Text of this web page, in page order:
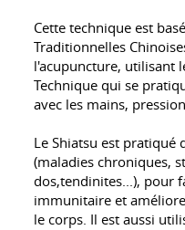
Cette technique est
Traditionnelles
l'acupuncture, utilisant
Technique qui se
avec les mains,
Le Shiatsu est pratiqué
(maladies chroniques,
dos,tendinites...), pour
immunitaire et
le corps. Il est aussi